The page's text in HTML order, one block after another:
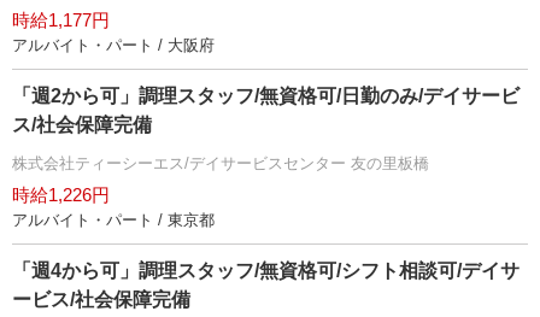
時給1,177円
アルバイト・パート / 大阪府
「週2から可」調理スタッフ/無資格可/日勤のみ/デイサービ
ス/社会保障完備
株式会社ティーシーエス/デイサービスセンター 友の里板橋
時給1,226円
アルバイト・パート / 東京都
「週4から可」調理スタッフ/無資格可/シフト相談可/デイサ
ービス/社会保障完備